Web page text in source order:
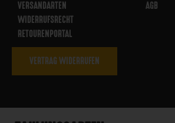
VERSANDARTEN
WIDERRUFSRECHT
RETOURENPORTAL
AGB
VERTRAG WIDERRUFEN